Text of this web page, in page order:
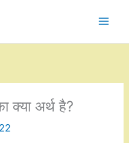
क्या अर्थ है?